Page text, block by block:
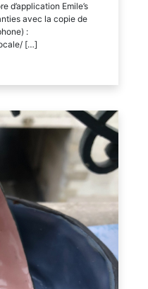
d’application Emile’s
avec la copie de
:
[…]